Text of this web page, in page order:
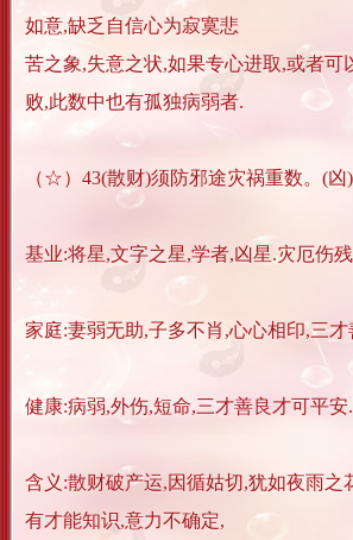
如意,缺乏自信心为寂寞悲
苦之象,失意之状,如果专心进取,或者可
败,此数中也有孤独病弱者.
（☆）43(散财)须防邪途灾祸重数。(凶)
基业:将星,文字之星,学者,凶星.灾厄伤
家庭:妻弱无助,子多不肖,心心相印,三才
健康:病弱,外伤,短命,三才善良才可平安.
含义:散财破产运,因循姑切,犹如夜雨之
有才能知识,意力不确定,